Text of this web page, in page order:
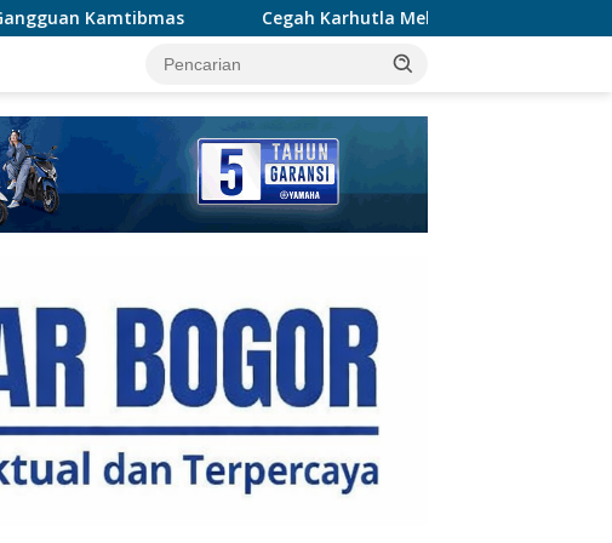
Cegah Karhutla Meluas, Wakapolda Riau dan Irdam XIX/TT